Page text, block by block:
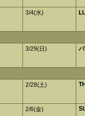
3/4(水)
3/29(日)
2/28(土)
2/6(金)